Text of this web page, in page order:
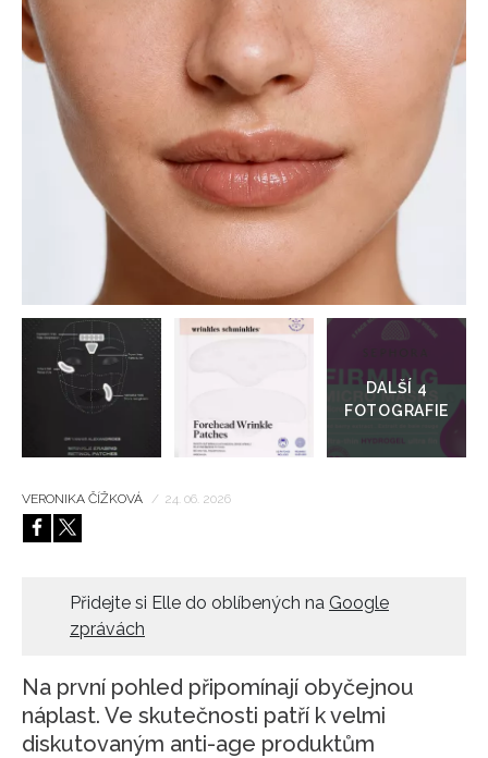
HOME
Přejít
galerie
VERONIKA ČÍŽKOVÁ / 24. 06. 2026
Přidejte si Elle do oblíbených na Google
zprávách
Na první pohled připomínají obyčejnou
náplast. Ve skutečnosti patří k velmi
diskutovaným anti-age produktům